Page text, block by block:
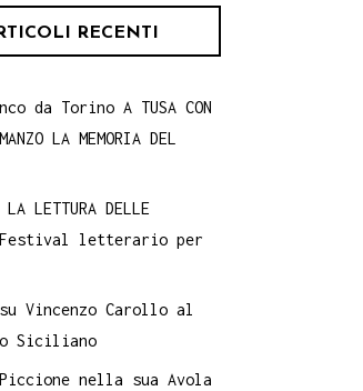
RECENTI
da Torino A TUSA CON
LA MEMORIA DEL
LA LETTURA DELLE
Festival letterario per
Vincenzo Carollo al
Siciliano
nella sua Avola